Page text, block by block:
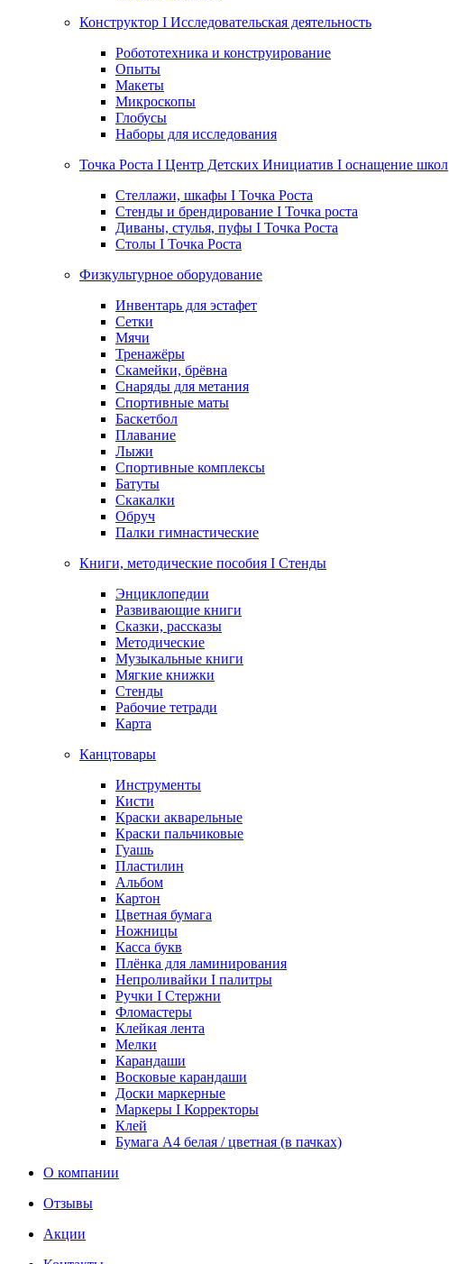
Конструктор I Исследовательская деятельность
Робототехника и конструирование
Опыты
Макеты
Микроскопы
Глобусы
Наборы для исследования
Точка Роста I Центр Детских Инициатив I оснащение школ
Стеллажи, шкафы I Точка Роста
Стенды и брендирование I Точка роста
Диваны, стулья, пуфы I Точка Роста
Столы I Точка Роста
Физкультурное оборудование
Инвентарь для эстафет
Сетки
Мячи
Тренажёры
Скамейки, брёвна
Снаряды для метания
Спортивные маты
Баскетбол
Плавание
Лыжи
Спортивные комплексы
Батуты
Скакалки
Обруч
Палки гимнастические
Книги, методические пособия I Стенды
Энциклопедии
Развивающие книги
Сказки, рассказы
Методические
Музыкальные книги
Мягкие книжки
Стенды
Рабочие тетради
Карта
Канцтовары
Инструменты
Кисти
Краски акварельные
Краски пальчиковые
Гуашь
Пластилин
Альбом
Картон
Цветная бумага
Ножницы
Касса букв
Плёнка для ламинирования
Непроливайки I палитры
Ручки I Стержни
Фломастеры
Клейкая лента
Мелки
Карандаши
Восковые карандаши
Доски маркерные
Маркеры I Корректоры
Клей
Бумага А4 белая / цветная (в пачках)
О компании
Отзывы
Акции